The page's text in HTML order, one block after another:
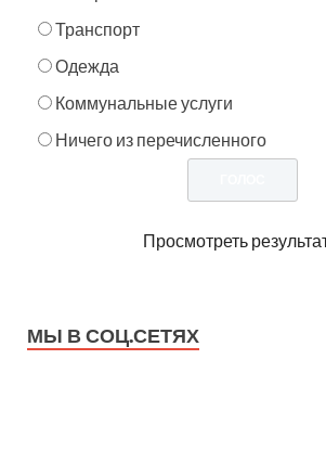
Транспорт
Одежда
Коммунальные услуги
Ничего из перечисленного
Просмотреть
МЫ В СОЦ.СЕТЯХ